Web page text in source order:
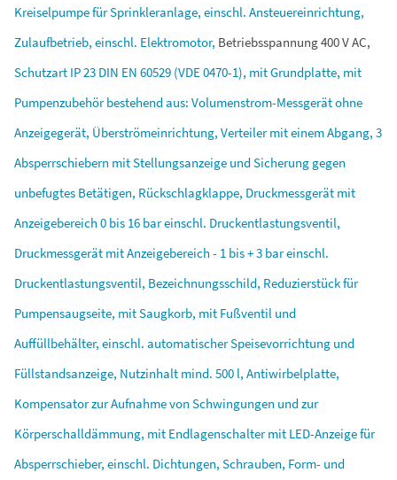
KreiselpumpefürSprinkleranlage, einschl. Ansteuereinrichtung,
Zulaufbetrieb, einschl. Elektromotor, Betriebsspannung400VAC,
Schutzart IP23 DIN EN 60529 (VDE0470-1), mitGrundplatte, mit
Pumpenzubehörbestehendaus: Volumenstrom-Messgerätohne
Anzeigegerät, Überströmeinrichtung, VerteilermiteinemAbgang, 3
Absperrschiebern mitStellungsanzeige undSicherung gegen
unbefugtes Betätigen, Rückschlagklappe, Druckmessgerät mit
Anzeigebereich 0 bis 16 bareinschl. Druckentlastungsventil,
Druckmessgerät mitAnzeigebereich - 1 bis+3 bareinschl.
Druckentlastungsventil, Bezeichnungsschild, Reduzierstückfür
Pumpensaugseite, mitSaugkorb, mit Fußventil und
Auffüllbehälter, einschl. automatischerSpeisevorrichtung und
Füllstandsanzeige, Nutzinhalt mind. 500 l, Antiwirbelplatte,
KompensatorzurAufnahmevon Schwingungen undzur
Körperschalldämmung, mit Endlagenschaltermit LED-Anzeigefür
Absperrschieber, einschl. Dichtungen, Schrauben, Form- und